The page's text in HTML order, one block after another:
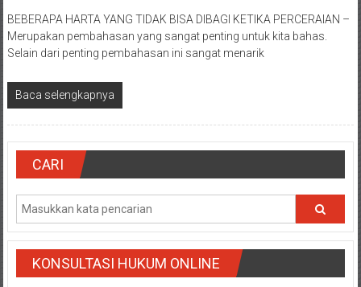
Mediasi/
Yogyakarta/Bantul/Sleman/Gunung
Kidul/Wonosari/Wates/Kulonprogo/
kalten/Solo/
Purwakarta,
Sukoharjo/
Semarang/
Batang/Brebes/
Kebumen/Magelang/Temanggung/Mungkid/Demak/
Batu/
Blitar/Surabaya/Palembang/
Bekasi/Jakarta
selatan/
BEBERAPA HARTA YANG TIDAK BISA DIBAGI KETIKA PERCERAIAN –
Merupakan pembahasan yang sangat penting untuk kita bahas.
Selain dari penting pembahasan ini sangat menarik
Baca selengkapnya
CARI
KONSULTASI HUKUM ONLINE